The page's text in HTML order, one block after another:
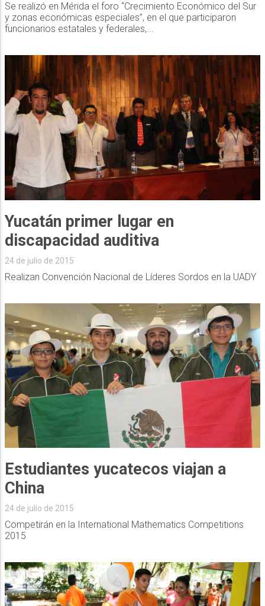
Se realizó en Mérida el foro “Crecimiento Económico del Sur
y zonas económicas especiales”, en el que participaron
funcionarios estatales y federales,...
Yucatán primer lugar en
discapacidad auditiva
24 de julio de 2015
Realizan Convención Nacional de Líderes Sordos en la UADY
Estudiantes yucatecos viajan a
China
24 de julio de 2015
Competirán en la International Mathematics Competitions
2015